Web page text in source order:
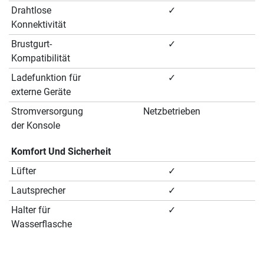
Drahtlose
Konnektivität
✓
Brustgurt-
Kompatibilität
✓
Ladefunktion für
externe Geräte
✓
Stromversorgung
der Konsole
Netzbetrieben
Komfort Und Sicherheit
Lüfter
✓
Lautsprecher
✓
Halter für
Wasserflasche
✓